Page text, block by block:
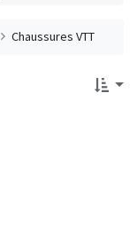
Chaussures VTT